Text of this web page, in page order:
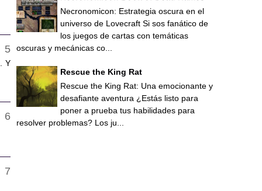
Y
Necronomicon: Estrategia oscura en el
universo de Lovecraft Si sos fanático de
los juegos de cartas con temáticas
oscuras y mecánicas co...
Rescue the King Rat
Rescue the King Rat: Una emocionante y
desafiante aventura ¿Estás listo para
poner a prueba tus habilidades para
resolver problemas? Los ju...